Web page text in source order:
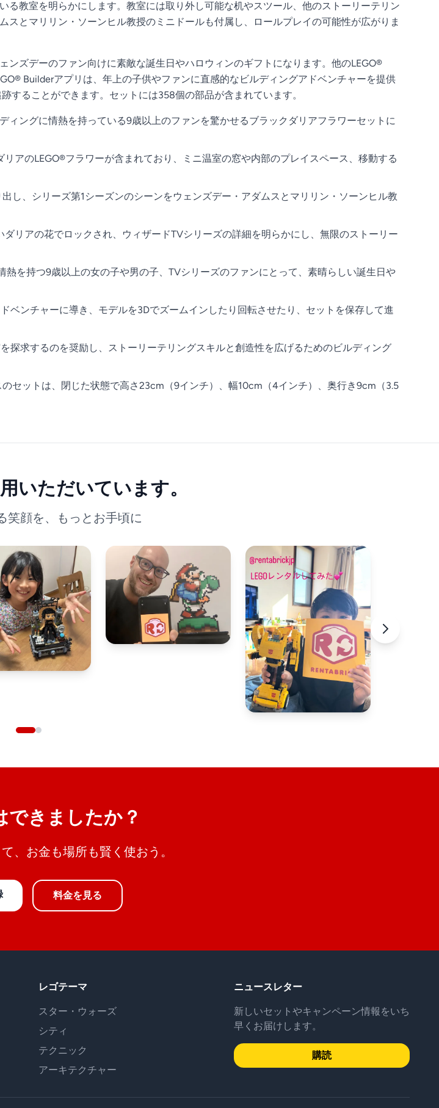
教室を明らかにします。教室には取り外し可能な机やスツール、他のストーリーテリン
とマリリン・ソーンヒル教授のミニドールも付属し、ロールプレイの可能性が広がりま
ズデーのファン向けに素敵な誕生日やハロウィンのギフトになります。他のLEGO®
Builderアプリは、年上の子供やファンに直感的なビルディングアドベンチャーを提供
することができます。セットには358個の部品が含まれています。
ィングに情熱を持っている9歳以上のファンを驚かせるブラックダリアフラワーセットに
アのLEGO®フラワーが含まれており、ミニ温室の窓や内部のプレイスペース、移動する
し、シリーズ第1シーズンのシーンをウェンズデー・アダムスとマリリン・ソーンヒル教
リアの花でロックされ、ウィザードTVシリーズの詳細を明らかにし、無限のストーリー
を持つ9歳以上の女の子や男の子、TVシリーズのファンにとって、素晴らしい誕生日や
ベンチャーに導き、モデルを3Dでズームインしたり回転させたり、セットを保存して進
探求するのを奨励し、ストーリーテリングスキルと創造性を広げるためのビルディング
セットは、閉じた状態で高さ23cm（9インチ）、幅10cm（4インチ）、奥行き9cm（3.5
いただいています。
笑顔を、もっとお手頃に
できましたか？
、お金も場所も賢く使おう。
料金を見る
レゴテーマ
スター・ウォーズ
シティ
テクニック
アーキテクチャー
ニュースレター
新しいセットやキャンペーン情報をいち
早くお届けします。
購読